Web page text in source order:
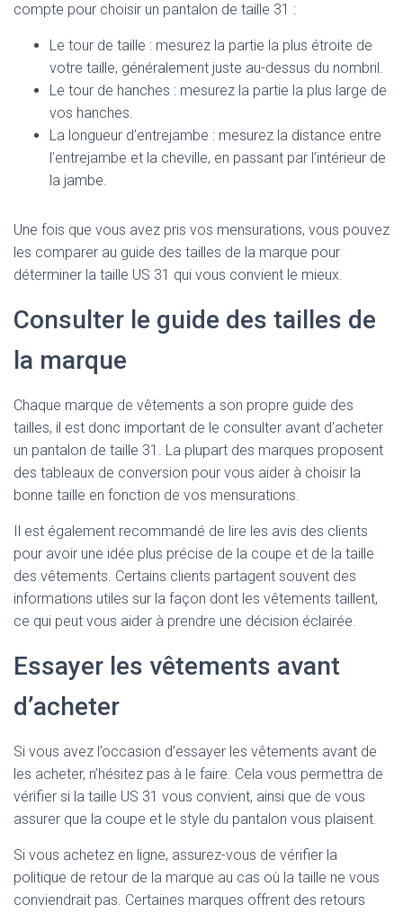
compte pour choisir un pantalon de taille 31 :
Le tour de taille : mesurez la partie la plus étroite de
votre taille, généralement juste au-dessus du nombril.
Le tour de hanches : mesurez la partie la plus large de
vos hanches.
La longueur d’entrejambe : mesurez la distance entre
l’entrejambe et la cheville, en passant par l’intérieur de
la jambe.
Une fois que vous avez pris vos mensurations, vous pouvez
les comparer au guide des tailles de la marque pour
déterminer la taille US 31 qui vous convient le mieux.
Consulter le guide des tailles de
la marque
Chaque marque de vêtements a son propre guide des
tailles, il est donc important de le consulter avant d’acheter
un pantalon de taille 31. La plupart des marques proposent
des tableaux de conversion pour vous aider à choisir la
bonne taille en fonction de vos mensurations.
Il est également recommandé de lire les avis des clients
pour avoir une idée plus précise de la coupe et de la taille
des vêtements. Certains clients partagent souvent des
informations utiles sur la façon dont les vêtements taillent,
ce qui peut vous aider à prendre une décision éclairée.
Essayer les vêtements avant
d’acheter
Si vous avez l’occasion d’essayer les vêtements avant de
les acheter, n’hésitez pas à le faire. Cela vous permettra de
vérifier si la taille US 31 vous convient, ainsi que de vous
assurer que la coupe et le style du pantalon vous plaisent.
Si vous achetez en ligne, assurez-vous de vérifier la
politique de retour de la marque au cas où la taille ne vous
conviendrait pas. Certaines marques offrent des retours